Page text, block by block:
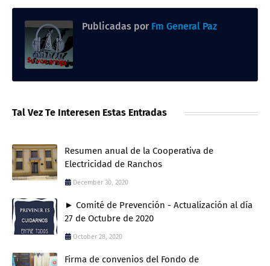
Publicadas por Fm General Paz
Tal Vez Te Interesen Estas Entradas
Resumen anual de la Cooperativa de
Electricidad de Ranchos
December 30, 2020
► Comité de Prevención - Actualización al día
27 de Octubre de 2020
October 28, 2020
Firma de convenios del Fondo de